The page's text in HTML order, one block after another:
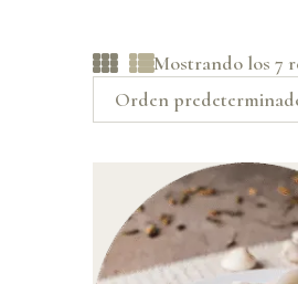
Mostrando los 7